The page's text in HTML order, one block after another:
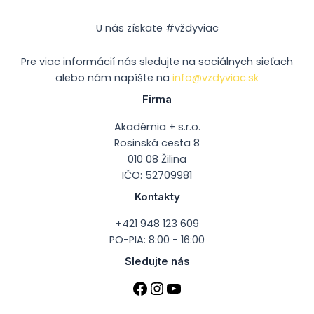
U nás získate #vždyviac
Pre viac informácií nás sledujte na sociálnych sieťach
alebo nám napíšte na info@vzdyviac.sk
Firma
Akadémia + s.r.o.
Rosinská cesta 8
010 08 Žilina
IČO: 52709981
Kontakty
+421 948 123 609
PO-PIA: 8:00 - 16:00
Sledujte nás